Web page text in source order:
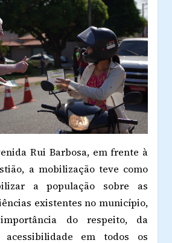
Rui Barbosa, em frente à
a mobilização teve como
a população sobre as
existentes no município,
do respeito, da
em todos os